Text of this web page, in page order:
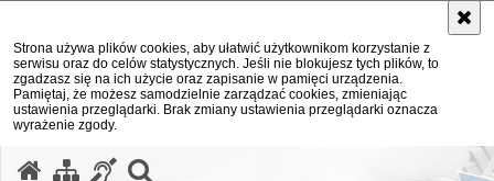
Strona używa plików cookies, aby ułatwić użytkownikom korzystanie z
serwisu oraz do celów statystycznych. Jeśli nie blokujesz tych plików, to
zgadzasz się na ich użycie oraz zapisanie w pamięci urządzenia.
Pamiętaj, że możesz samodzielnie zarządzać cookies, zmieniając
ustawienia przeglądarki. Brak zmiany ustawienia przeglądarki oznacza
wyrażenie zgody.